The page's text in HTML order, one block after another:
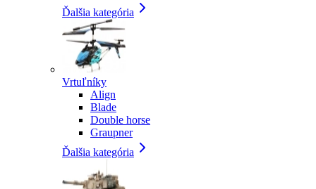
Ďalšia kategória
Vrtuľníky
Align
Blade
Double horse
Graupner
Ďalšia kategória